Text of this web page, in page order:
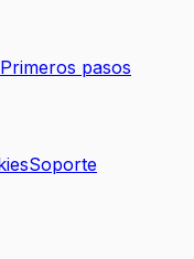
Primeros pasos
Soporte